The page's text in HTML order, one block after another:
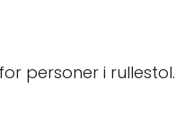
personer i rullestol.